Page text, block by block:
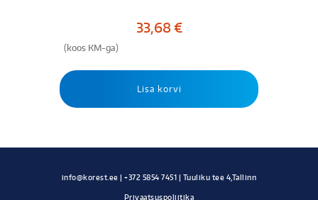
33,68 €
(koos KM-ga)
Lisa korvi
Privaatsuspoliitika